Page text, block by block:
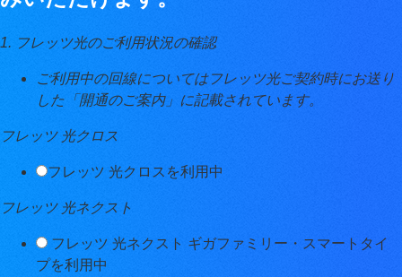
1. フレッツ光のご利用状況の確認
ご利用中の回線についてはフレッツ光ご契約時にお送り
した「開通のご案内」に記載されています。
フレッツ 光クロス
フレッツ 光クロスを利用中
フレッツ 光ネクスト
フレッツ 光ネクスト ギガファミリー・スマートタイ
プを利用中